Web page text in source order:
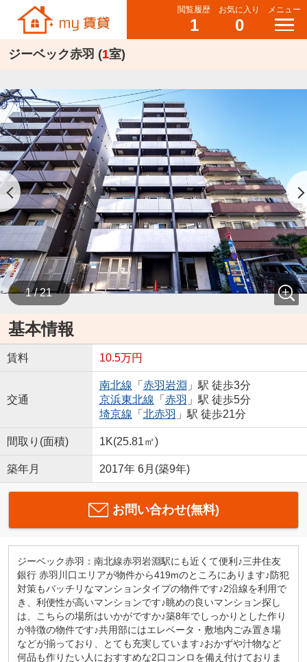
閲覧履歴
1
お気に入り
0
メニュー
ジーベック赤羽 (1室)
1 / 21
基本情報
賃料 10.5万円
交通
南北線 「 赤羽岩淵 」駅 徒歩3分
京浜東北線 「 赤羽 」駅 徒歩5分
埼京線 「 北赤羽 」駅 徒歩21分
間取り(面積) 1K(25.81㎡)
築年月 2017年 6月(築9年)
お問い合わせ(無料)
ジーベック赤羽：南北線赤羽岩淵駅にも近くて便利♪三井住友
銀行 赤羽川口エリアが物件から419mのところにあります♪防犯
対策もバッチリなマンションタイプの物件です♪2沿線を利用で
き、利便性が高いマンションです♪眺めの良いマンション探し
は、こちらの場所はいかがですか♪築8年でしっかりとした作り
が特徴の物件です♪共用部にはエレベータ・敷地内ごみ置き場
などが揃っており、とても充実しています♪おかずや汁物など
何品も作りたい人におすすめな2口コンロを備え付けておりま